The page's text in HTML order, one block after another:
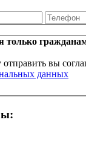
только
вы
данных